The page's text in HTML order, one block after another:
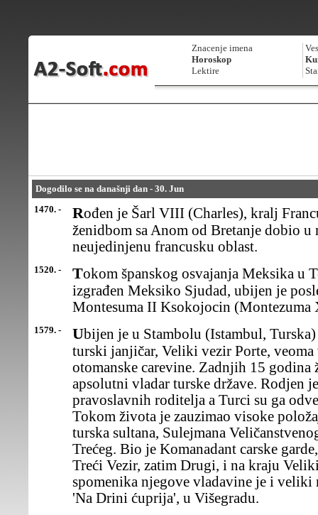
Znacenje imena
Horoskop
Lektire
Dogodilo se na današnji dan - 30. Jun
1470. -
Rođen je Šarl VIII (Charles), kralj Francuske (1483-98), koji je
ženidbom sa Anom od Bretanje dobio
neujedinjenu francusku oblast.
1520. - Tokom španskog osvajanja Meksika u Tenočtitlanu, gde je kasnije
izgrađen Meksiko Sjudad, ubijen je
Montesuma II Ksokojocin (Montezuma
1579. - Ubijen je u Stambolu (Istambul, Turska) Mehmed Paša Sokolović,
turski janjičar, Veliki vezir Porte,
otomanske carevine. Zadnjih 15
apsolutni vladar turske države. Rodjen
pravoslavnih roditelja a Turci su ga
Tokom života je zauzimao visoke
turska sultana, Sulejmana
Trećeg. Bio je Komanadant carske
Treći Vezir, zatim Drugi, i na kraju
spomenika njegove vladavine je i veliki
'Na Drini ćuprija', u Višegradu.